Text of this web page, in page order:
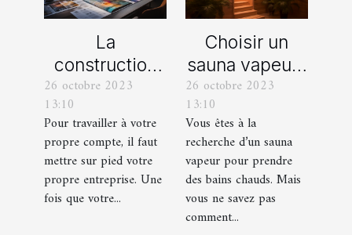
La
construction
d’une identité
d’entreprise :
que faut-il en
savoir ?
26 octobre 2023
13:10
Pour travailler à votre
propre compte, il faut
mettre sur pied votre
propre entreprise. Une
fois que votre...
Choisir un
sauna vapeur :
comment s’y
prendre ?
26 octobre 2023
13:10
Vous êtes à la
recherche d’un sauna
vapeur pour prendre
des bains chauds. Mais
vous ne savez pas
comment...